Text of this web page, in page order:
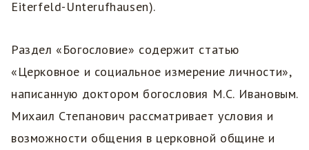
Eiterfeld-Unterufhausen).
Раздел «Богословие» содержит статью
«Церковное и социальное измерение личности»,
написанную доктором богословия М.С. Ивановым.
Михаил Степанович рассматривает условия и
возможности общения в церковной общине и